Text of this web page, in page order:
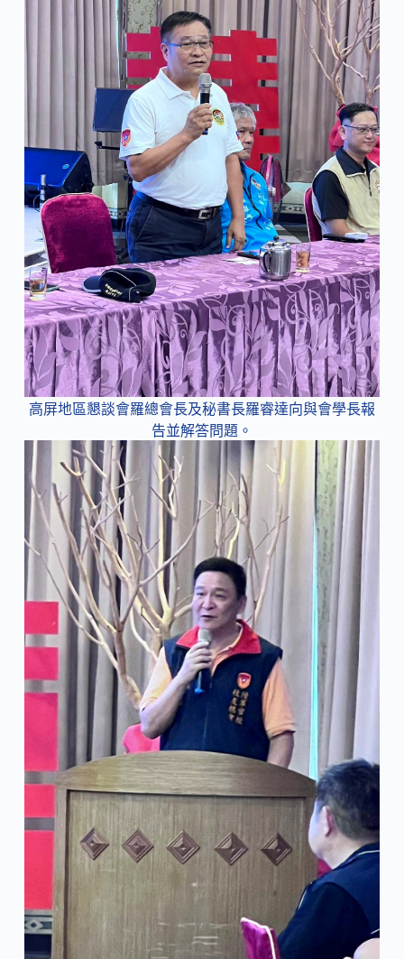
高屏地區懇談會羅總會長及秘書長羅睿達向與會學長報
告並解答問題。